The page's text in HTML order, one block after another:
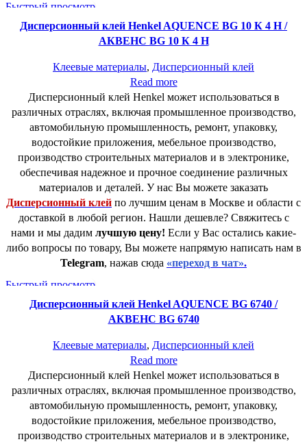
Быстрый просмотр
Дисперсионный клей Henkel AQUENCE BG 10 К 4 H /
АКВЕНС BG 10 К 4 H
Клеевые материалы, Дисперсионный клей
Read more
Дисперсионный клей Henkel может использоваться в
различных отраслях, включая промышленное производство,
автомобильную промышленность, ремонт, упаковку,
водостойкие приложения, мебельное производство,
производство строительных материалов и в электронике,
обеспечивая надежное и прочное соединение различных
материалов и деталей. У нас Вы можете заказать
Дисперсионный клей по лучшим ценам в Москве и области с
доставкой в любой регион. Нашли дешевле? Свяжитесь с
нами и мы дадим лучшую цену! Если у Вас остались какие-
либо вопросы по товару, Вы можете напрямую написать нам в
Telegram, нажав сюда «переход в чат».
Быстрый просмотр
Дисперсионный клей Henkel AQUENCE BG 6740 /
АКВЕНС BG 6740
Клеевые материалы, Дисперсионный клей
Read more
Дисперсионный клей Henkel может использоваться в
различных отраслях, включая промышленное производство,
автомобильную промышленность, ремонт, упаковку,
водостойкие приложения, мебельное производство,
производство строительных материалов и в электронике,